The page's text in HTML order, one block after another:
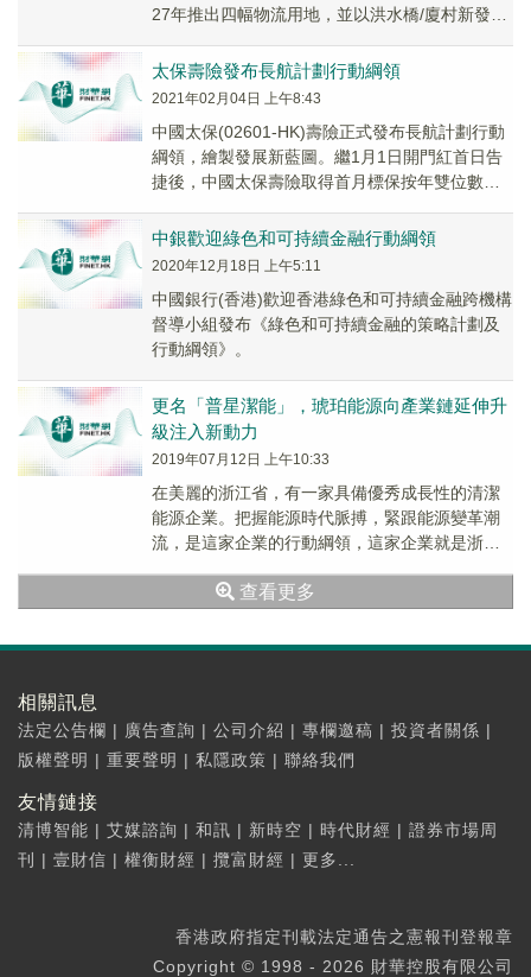
27年推出四幅物流用地，並以洪水橋/廈村新發展
關規劃研究明年展開。
太保壽險發布長航計劃行動綱領
2021年02月04日 上午8:43
中國太保(02601-HK)壽險正式發布長航計劃行動
綱領，繪製發展新藍圖。繼1月1日開門紅首日告
捷後，中國太保壽險取得首月標保按年雙位數增
中銀歡迎綠色和可持續金融行動綱領
2020年12月18日 上午5:11
中國銀行(香港)歡迎香港綠色和可持續金融跨機構
督導小組發布《綠色和可持續金融的策略計劃及
行動綱領》。
更名「普星潔能」，琥珀能源向產業鏈延伸升
級注入新動力
2019年07月12日 上午10:33
在美麗的浙江省，有一家具備優秀成長性的清潔
能源企業。把握能源時代脈搏，緊跟能源變革潮
流，是這家企業的行動綱領，這家企業就是浙江
查看更多
相關訊息
法定公告欄 | 廣告查詢 | 公司介紹 | 專欄邀稿 | 投資者關係 |
版權聲明 | 重要聲明 | 私隱政策 | 聯絡我們
友情鏈接
清博智能 | 艾媒諮詢 | 和訊 | 新時空 | 時代財經 | 證券市場周
刊
| 壹財信 | 權衡財經 | 攬富財經 | 更多...
香港政府指定刊載法定通告之憲報刊登報章
Copyright © 1998 - 2026 財華控股有限公司